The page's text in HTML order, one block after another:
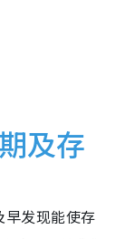
及存
早发现能使存